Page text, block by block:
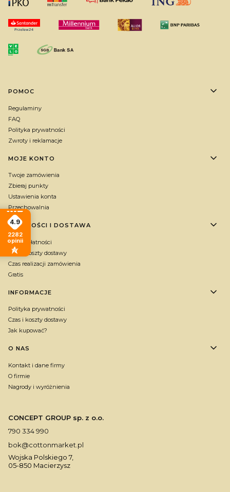
Linki w stopce
POMOC
Regulaminy
FAQ
Polityka prywatności
Zwroty i reklamacje
MOJE KONTO
Twoje zamówienia
Zbieraj punkty
Ustawienia konta
Przechowalnia
PŁATNOŚCI I DOSTAWA
Formy płatności
Czas i koszty dostawy
Czas realizacji zamówienia
Gratis
INFORMACJE
Polityka prywatności
Czas i koszty dostawy
Jak kupować?
O NAS
Kontakt i dane firmy
O firmie
Nagrody i wyróżnienia
CONCEPT GROUP sp. z o.o.
790 334 990
bok@cottonmarket.pl
Wojska Polskiego 7,
05-850 Macierzysz
4.9
2282
opinii